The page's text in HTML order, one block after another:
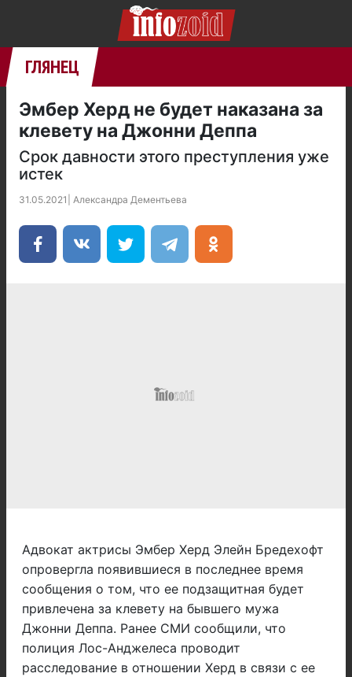
ГЛЯНЕЦ
Эмбер Херд не будет наказана за
клевету на Джонни Деппа
Срок давности этого преступления уже
истек
31.05.2021 Александра Дементьева
Адвокат актрисы Эмбер Херд Элейн Бредехофт
опровергла появившиеся в последнее время
сообщения о том, что ее подзащитная будет
привлечена за клевету на бывшего мужа
Джонни Деппа. Ранее СМИ сообщили, что
полиция Лос-Анджелеса проводит
расследование в отношении Херд в связи с ее